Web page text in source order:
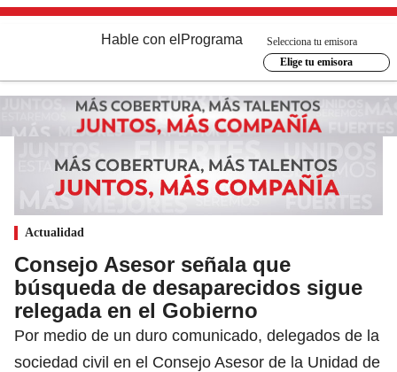
Hable con el Programa
Selecciona tu emisora
Elige tu emisora
Actualidad
Consejo Asesor señala que
búsqueda de desaparecidos sigue
relegada en el Gobierno
Por medio de un duro comunicado, delegados de la
sociedad civil en el Consejo Asesor de la Unidad de